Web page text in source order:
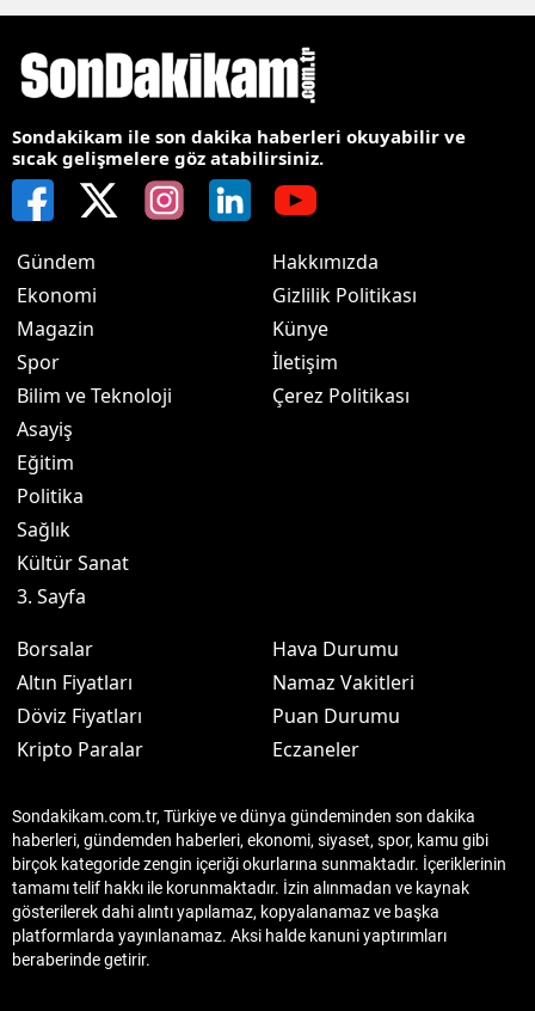
Sondakikam ile son dakika haberleri okuyabilir ve
sıcak gelişmelere göz atabilirsiniz.
Gündem
Ekonomi
Magazin
Spor
Bilim ve Teknoloji
Asayiş
Eğitim
Politika
Sağlık
Kültür Sanat
3. Sayfa
Hakkımızda
Gizlilik Politikası
Künye
İletişim
Çerez Politikası
Borsalar
Altın Fiyatları
Döviz Fiyatları
Kripto Paralar
Hava Durumu
Namaz Vakitleri
Puan Durumu
Eczaneler
Sondakikam.com.tr, Türkiye ve dünya gündeminden son dakika
haberleri, gündemden haberleri, ekonomi, siyaset, spor, kamu gibi
birçok kategoride zengin içeriği okurlarına sunmaktadır. İçeriklerinin
tamamı telif hakkı ile korunmaktadır. İzin alınmadan ve kaynak
gösterilerek dahi alıntı yapılamaz, kopyalanamaz ve başka
platformlarda yayınlanamaz. Aksi halde kanuni yaptırımları
beraberinde getirir.